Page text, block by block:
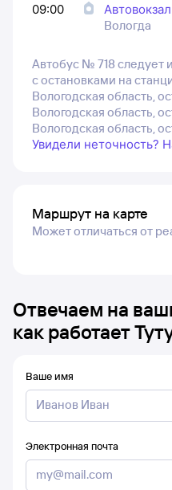
09:00
Автовокзал
Вологда
Автобус № 718 следует
с остановками на
Вологодская область,
Вологодская область,
Вологодская область,
Увидели неточность?
Маршрут на карте
Может отличаться от
Отвечаем на
как работает
Ваше имя
Электронная почта